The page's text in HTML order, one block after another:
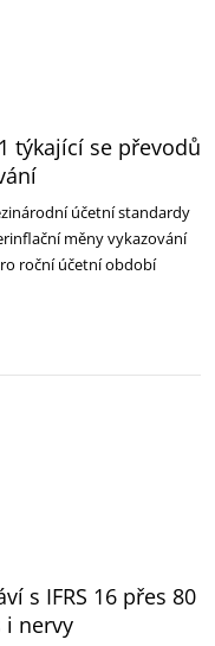
týkající se převodů
účetní standardy
měny vykazování
roční účetní období
s IFRS 16 přes 80
i nervy